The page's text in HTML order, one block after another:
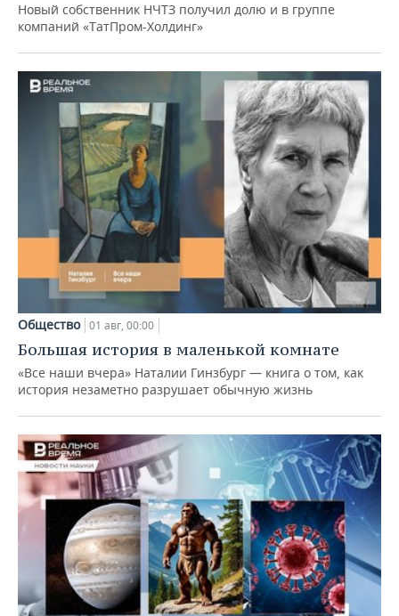
Новый собственник НЧТЗ получил долю и в группе
компаний «ТатПром-Холдинг»
Общество 01 авг, 00:00
Большая история в маленькой комнате
«Все наши вчера» Наталии Гинзбург — книга о том, как
история незаметно разрушает обычную жизнь